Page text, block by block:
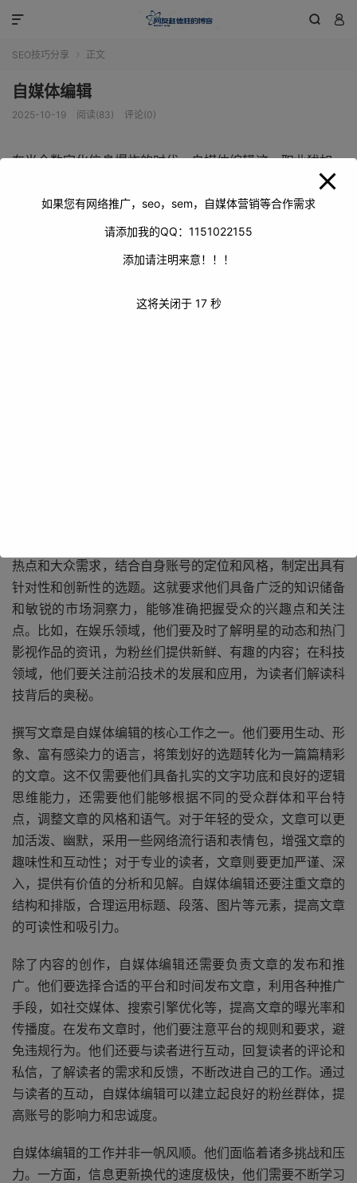
 

SEO技巧分享 正文
自媒体编辑
2025-10-19 阅读(83) 评论(0)
在当今数字化信息爆炸的时代，自媒体编辑这一职业犹如一
颗璀璨的新星，在互联网的天空中闪耀着独特的光芒。自媒
体编辑不仅仅是文字的创作者，更是信息的筛选者、传播者
和引导者。他们身处浩如烟海的信息洪流之中，凭借着敏锐
价值、有吸引力的内容。他们用手中的键盘和鼠标，编织着
热点和大众需求，结合自身账号的定位和风格，制定出具有
针对性和创新性的选题。这就要求他们具备广泛的知识储备
和敏锐的市场洞察力，能够准确把握受众的兴趣点和关注
点。比如，在娱乐领域，他们要及时了解明星的动态和热门
影视作品的资讯，为粉丝们提供新鲜、有趣的内容；在科技
领域，他们要关注前沿技术的发展和应用，为读者们解读科
技背后的奥秘。
撰写文章是自媒体编辑的核心工作之一。他们要用生动、形
象、富有感染力的语言，将策划好的选题转化为一篇篇精彩
的文章。这不仅需要他们具备扎实的文字功底和良好的逻辑
思维能力，还需要他们能够根据不同的受众群体和平台特
点，调整文章的风格和语气。对于年轻的受众，文章可以更
加活泼、幽默，采用一些网络流行语和表情包，增强文章的
趣味性和互动性；对于专业的读者，文章则要更加严谨、深
入，提供有价值的分析和见解。自媒体编辑还要注重文章的
结构和排版，合理运用标题、段落、图片等元素，提高文章
的可读性和吸引力。
除了内容的创作，自媒体编辑还需要负责文章的发布和推
广。他们要选择合适的平台和时间发布文章，利用各种推广
手段，如社交媒体、搜索引擎优化等，提高文章的曝光率和
传播度。在发布文章时，他们要注意平台的规则和要求，避
免违规行为。他们还要与读者进行互动，回复读者的评论和
私信，了解读者的需求和反馈，不断改进自己的工作。通过
与读者的互动，自媒体编辑可以建立起良好的粉丝群体，提
高账号的影响力和忠诚度。
自媒体编辑的工作并非一帆风顺。他们面临着诸多挑战和压
力。一方面，信息更新换代的速度极快，他们需要不断学习
如果您有网络推广，seo，sem，自媒体营销等合作需求
请添加我的QQ：1151022155
添加请注明来意！！！
这将关闭于 16 秒